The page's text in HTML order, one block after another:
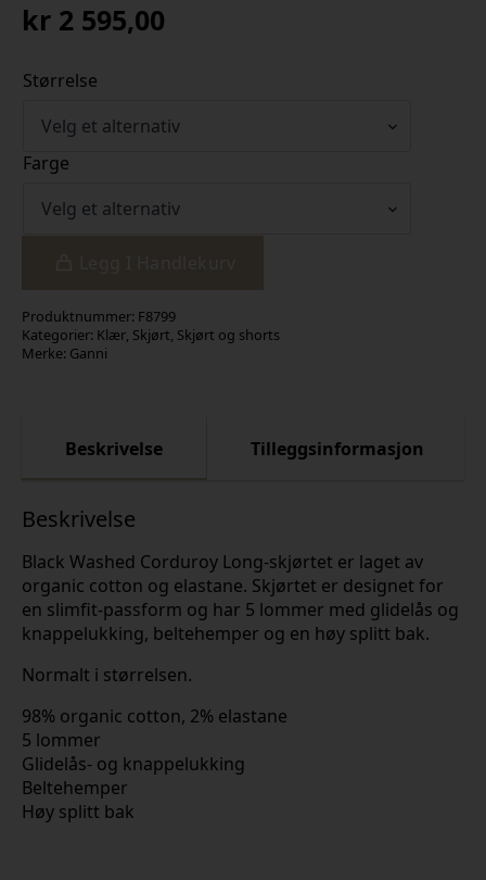
kr 2 595,00
Størrelse
Farge
Produktnummer: F8799
Kategorier: Klær, Skjørt, Skjørt og shorts
Merke: Ganni
Beskrivelse Tilleggsinformasjon
Beskrivelse
Black Washed Corduroy Long-skjørtet er laget av
organic cotton og elastane. Skjørtet er designet for
en slimfit-passform og har 5 lommer med glidelås og
knappelukking, beltehemper og en høy splitt bak.
Normalt i størrelsen.
98% organic cotton, 2% elastane
5 lommer
Glidelås- og knappelukking
Beltehemper
Høy splitt bak